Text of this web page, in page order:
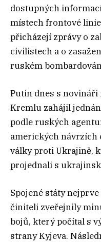
dostupných
místech frontové
přicházejí zprávy o
civilistech a o
ruském
Putin dnes s
Kremlu zahájil
podle ruských
amerických návrzích
války proti Ukrajině,
projednali s
Spojené státy
činiteli zveřejnily
bojů, který počítal s
strany Kyjeva.